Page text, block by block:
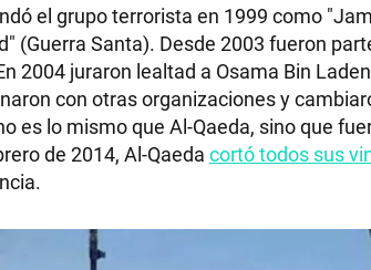
el grupo terrorista en 1999 como
(Guerra Santa). Desde 2003 fueron
2004 juraron lealtad a Osama Bin
con otras organizaciones y
es lo mismo que Al-Qaeda, sino que
de 2014, Al-Qaeda cortó todos sus